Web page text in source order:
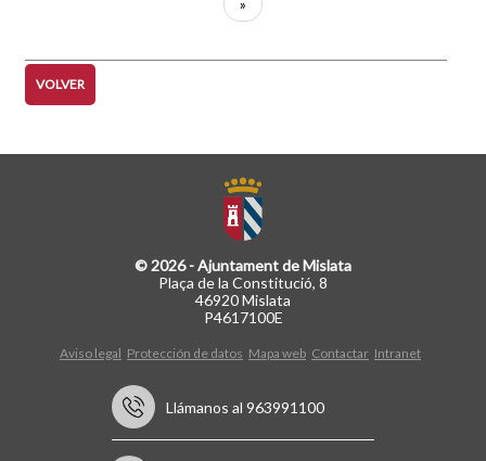
página
VOLVER
© 2026 - Ajuntament de Mislata
Plaça de la Constitució, 8
46920 Mislata
P4617100E
Aviso legal Protección de datos Mapa web Contactar Intranet
Llámanos al 963991100